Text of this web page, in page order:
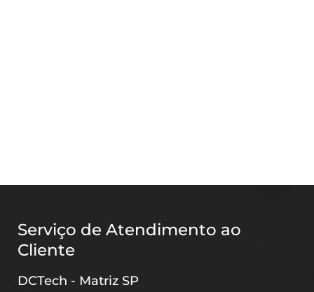
Serviço de Atendimento ao
Cliente
DCTech - Matriz SP